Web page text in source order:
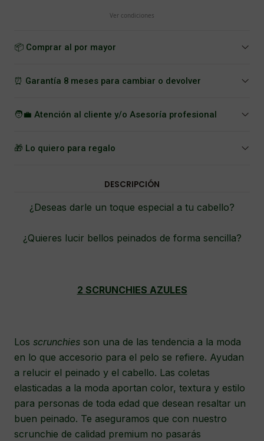
Ver condiciones
📦 Comprar al por mayor
⏰ Garantía 8 meses para cambiar o devolver
🧑‍💼 Atención al cliente y/o Asesoría profesional
🎁 Lo quiero para regalo
DESCRIPCIÓN
¿Deseas darle un toque especial a tu cabello?
¿Quieres lucir bellos peinados de forma sencilla?
2 SCRUNCHIES AZULES
Los scrunchies son una de las tendencia a la moda
en lo que accesorio para el pelo se refiere. Ayudan
a relucir el peinado y el cabello. Las coletas
elasticadas a la moda aportan color, textura y estilo
para personas de toda edad que desean resaltar un
buen peinado. Te aseguramos que con nuestro
scrunchie de calidad premium no pasarás